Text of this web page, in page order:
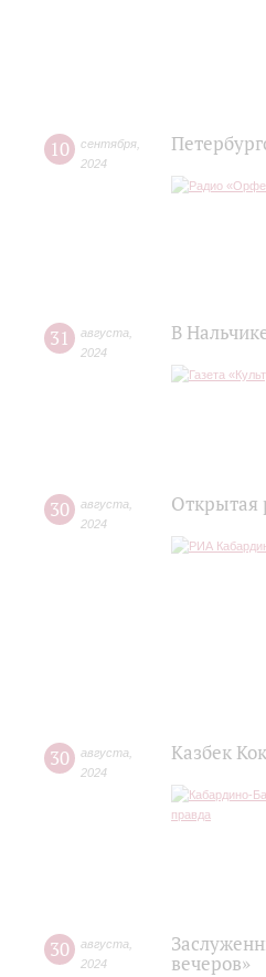
10 сентября
2024
31 августа
2024
В
30 августа
2024
Открытая
30 августа
2024
Казбек
30 августа
2024
вечеров»